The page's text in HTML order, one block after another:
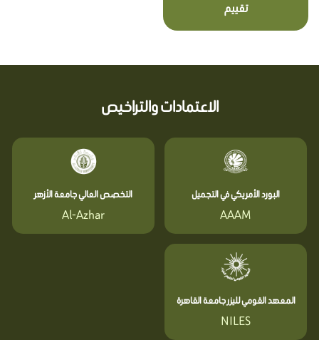
تقييم
الاعتمادات والتراخيص
البورد الأمريكي في التجميل
AAAM
التخصص العالي جامعة الأزهر
Al-Azhar
المعهد القومي لليزر جامعة القاهرة
NILES